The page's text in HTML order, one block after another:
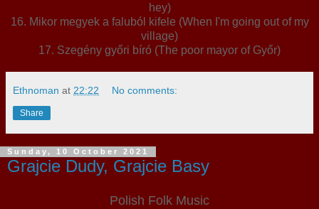
hey)
16. Mikor megyek a faluból kifele (When I'm going out of my
village)
17. Szegény győri bíró (The poor mayor of Győr)
Ethnoman at 22:22 No comments:
Share
Sunday, 10 October 2021
Grajcie Dudy, Grajcie Basy
Polish Folk Music